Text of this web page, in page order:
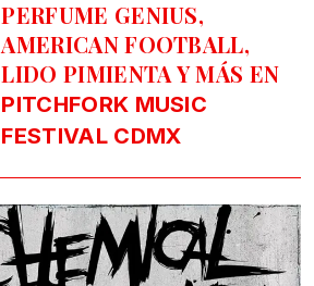
PERFUME GENIUS,
AMERICAN FOOTBALL,
LIDO PIMIENTA Y MÁS EN
PITCHFORK MUSIC
FESTIVAL CDMX